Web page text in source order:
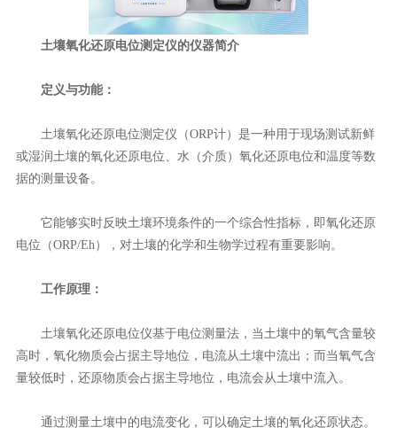
土壤氧化还原电位测定仪的仪器简介
定义与功能：
土壤氧化还原电位测定仪（ORP计）是一种用于现场测试新鲜
或湿润土壤的氧化还原电位、水（介质）氧化还原电位和温度等数
据的测量设备。
它能够实时反映土壤环境条件的一个综合性指标，即氧化还原
电位（ORP/Eh），对土壤的化学和生物学过程有重要影响。
工作原理：
土壤氧化还原电位仪基于电位测量法，当土壤中的氧气含量较
高时，氧化物质会占据主导地位，电流从土壤中流出；而当氧气含
量较低时，还原物质会占据主导地位，电流会从土壤中流入。
通过测量土壤中的电流变化，可以确定土壤的氧化还原状态。